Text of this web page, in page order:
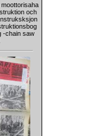
och
-chain saw